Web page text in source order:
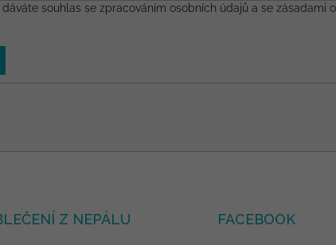
dávátesouhlas se zpracováním osobních údajů a sezásadami
Z NEPÁLU FACEBOOK